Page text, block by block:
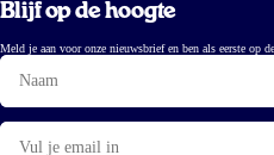
Blijf op de hoogte
Meld je aan voor onze nieuwsbrief en ben als eerste op
Naam
E-
mail